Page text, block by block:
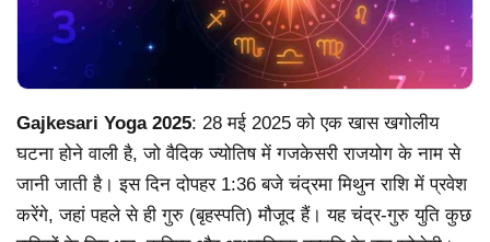
Gajkesari Yoga 2025: 28 मई 2025 को एक खास खगोलीय
घटना होने वाली है, जो वैदिक ज्योतिष में गजकेसरी राजयोग के नाम से
जानी जाती है। इस दिन दोपहर 1:36 बजे चंद्रमा मिथुन राशि में प्रवेश
करेंगे, जहां पहले से ही गुरु (बृहस्पति) मौजूद हैं। यह चंद्र-गुरु युति कुछ